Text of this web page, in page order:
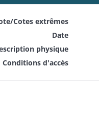
Cotes extrêmes
Date
physique
Conditions d'accès